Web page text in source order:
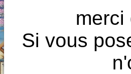
merci
Si vous